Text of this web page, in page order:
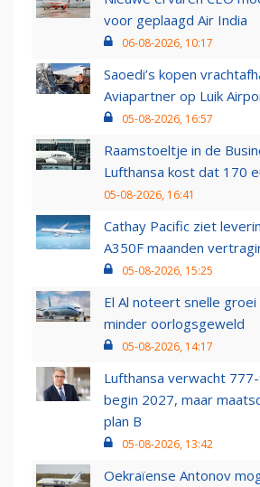
voor geplaagd Air India
06-08-2026, 10:17
Saoedi’s kopen
Aviapartner op Luik
05-08-2026, 16:57
Raamstoeltje in de
Lufthansa kost dat 170
05-08-2026, 16:41
Cathay Pacific ziet
A350F maanden
05-08-2026, 15:25
El Al noteert snelle
minder oorlogsgeweld
05-08-2026, 14:17
Lufthansa verwacht
begin 2027, maar
plan B
05-08-2026, 13:42
Oekraïense Antonov